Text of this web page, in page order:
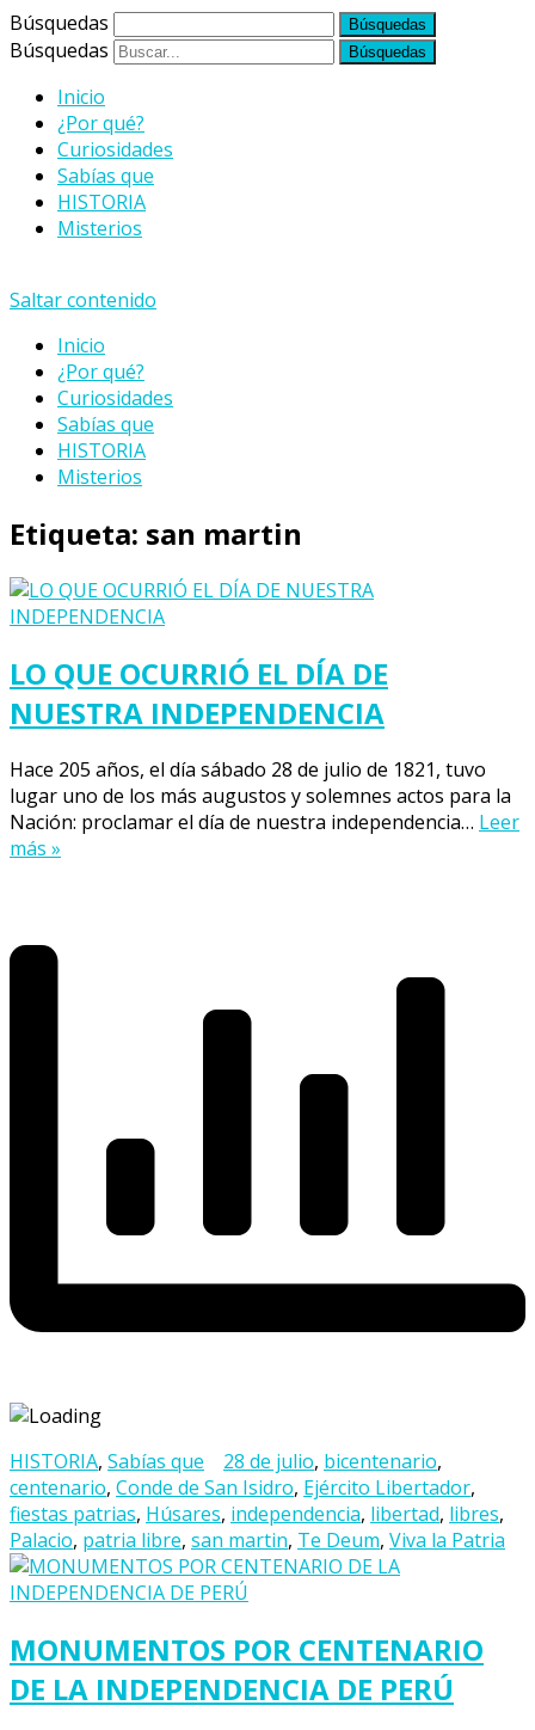
Búsquedas
Búsquedas
Inicio
¿Por qué?
Curiosidades
Sabías que
HISTORIA
Misterios
Saltar contenido
Inicio
¿Por qué?
Curiosidades
Sabías que
HISTORIA
Misterios
Etiqueta: san martin
LO QUE OCURRIÓ EL DÍA DE
NUESTRA INDEPENDENCIA
Hace 205 años, el día sábado 28 de julio de 1821, tuvo
lugar uno de los más augustos y solemnes actos para la
Nación: proclamar el día de nuestra independencia… Leer
más »
HISTORIA, Sabías que 28 de julio, bicentenario,
centenario, Conde de San Isidro, Ejército Libertador,
fiestas patrias, Húsares, independencia, libertad, libres,
Palacio, patria libre, san martin, Te Deum, Viva la Patria
MONUMENTOS POR CENTENARIO
DE LA INDEPENDENCIA DE PERÚ